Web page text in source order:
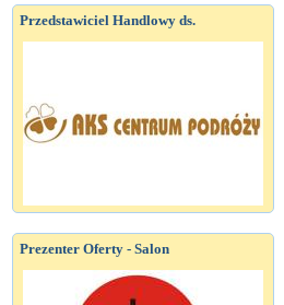
Przedstawiciel Handlowy ds.
Prezenter Oferty - Salon